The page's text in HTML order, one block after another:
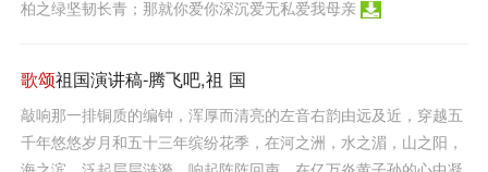
柏之绿坚韧长青；那就你爱你深沉爱无私爱我母亲
歌颂祖国演讲稿-腾飞吧,祖 国
敲响那一排铜质的编钟，浑厚而清亮的左音右韵由远及近，穿越五
千年悠悠岁月和五十三年缤纷花季，在河之洲，水之湄，山之阳，